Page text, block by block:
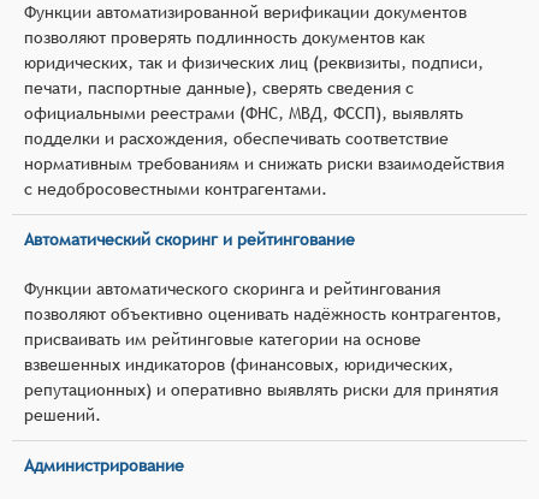
Функции автоматизированной верификации документов
позволяют проверять подлинность документов как
юридических, так и физических лиц (реквизиты, подписи,
печати, паспортные данные), сверять сведения с
официальными реестрами (ФНС, МВД, ФССП), выявлять
подделки и расхождения, обеспечивать соответствие
нормативным требованиям и снижать риски взаимодействия
с недобросовестными контрагентами.
Автоматический скоринг и рейтингование
Функции автоматического скоринга и рейтингования
позволяют объективно оценивать надёжность контрагентов,
присваивать им рейтинговые категории на основе
взвешенных индикаторов (финансовых, юридических,
репутационных) и оперативно выявлять риски для принятия
решений.
Администрирование